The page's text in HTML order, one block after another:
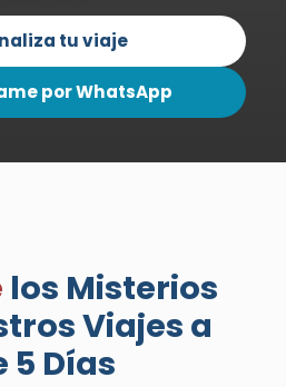
tu viaje
por WhatsApp
los Misterios
Viajes a
5 Días